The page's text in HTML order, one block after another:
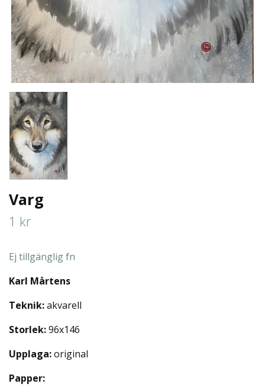
Varg
1 kr
Ej tillgänglig fn
Karl Mårtens
Teknik:akvarell
Storlek:96x146
Upplaga:original
Papper: